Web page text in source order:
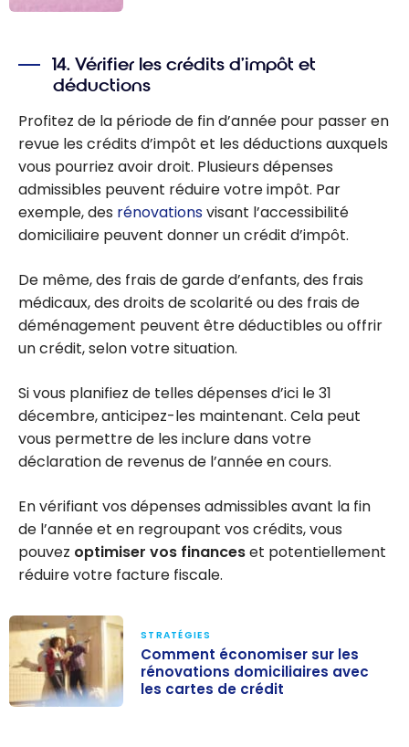
d’épargne à
intérêt élevé au
Canada
14. Vérifier les crédits d’impôt et
déductions
Profitez de la période de fin d’année pour passer en
revue les crédits d’impôt et les déductions auxquels
vous pourriez avoir droit. Plusieurs dépenses
admissibles peuvent réduire votre impôt. Par
exemple, des rénovationsvisant l’accessibilité
domiciliaire peuvent donner un crédit d’impôt.
De même, des frais de garde d’enfants, des frais
médicaux, des droits de scolarité ou des frais de
déménagement peuvent être déductibles ou offrir
un crédit, selon votre situation.
Si vous planifiez de telles dépenses d’ici le 31
décembre, anticipez-les maintenant. Cela peut
vous permettre de les inclure dans votre
déclaration de revenus de l’année en cours.
En vérifiant vos dépenses admissibles avant la fin
de l’année et en regroupant vos crédits, vous
pouvez optimiser vos financeset potentiellement
réduire votre facture fiscale.
STRATÉGIES
Comment économiser sur les
rénovations domiciliaires avec
les cartes de crédit